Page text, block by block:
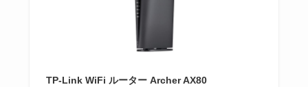
TP-Link WiFi ルーター Archer AX80